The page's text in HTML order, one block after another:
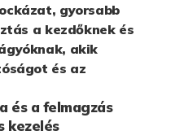
gyorsabb
a kezdőknek és
akik
és az
és a felmagzás
kezelés